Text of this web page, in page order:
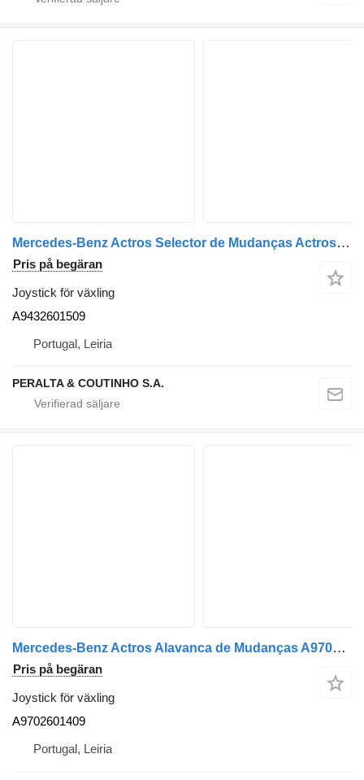
Mercedes-Benz Actros Selector de Mudanças Actros;Axor A9432601509 joystick för växling till Mercedes-Benz Actros lastbil
Pris på begäran
Joystick för växling
A9432601509
Portugal, Leiria
PERALTA & COUTINHO S.A.
Mercedes-Benz Actros Alavanca de Mudanças A9702601409 joystick för växling till Mercedes-Benz Actros lastbil
Pris på begäran
Joystick för växling
A9702601409
Portugal, Leiria